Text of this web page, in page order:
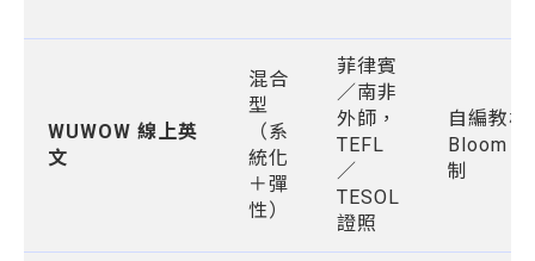
WUWOW 線上英
文
混合
型
（系
統化
＋彈
性）
菲律賓
／南非
外師，
TEFL
／
TESOL
證照
自編教材
Bloom
制